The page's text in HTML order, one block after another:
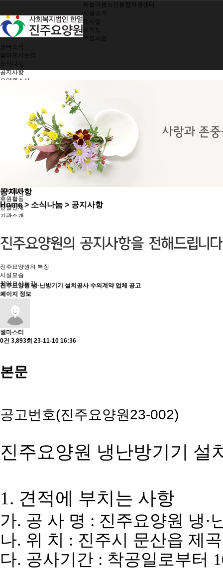
하늘마음노인통합지원센터
시설소개
인사말
조직도
주요사업
센터소식
찾아오시는길
소식나눔
공지사항
요양원소식
여가지원/치매관리
생활 및 정서지원
간호 및 처치
기능회복훈련
기능별 영양관리
시설 및 환경관리
지역사회 참여
봉사활동
후원활동
한얼인재
기관소개
시설소개
인사말
진주요양원의 특징
시설모습
찾아오시는길
공지사항
Home> 소식나눔 > 공지사항
진주요양원 냉·난방기기 설치공사 수의계약 업체 공고
페이지 정보
웹마스터
0건 3,893회 23-11-10 16:36
본문
공고번호(진주요양원23-002)
진주요양원 냉난방기기 설
1. 견적에 부치는 사항
가. 공 사 명 : 진주요양원 냉·
나. 위 치 : 진주시 문산읍 제
다. 공사기간 : 착공일로부터